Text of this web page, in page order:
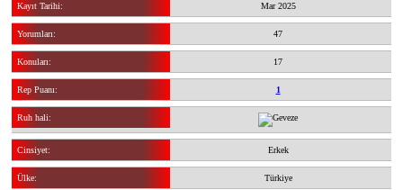
Kayıt Tarihi: Mar 2025
Yorumları: 47
Konuları: 17
Rep Puanı: 1
Ruh hali:
Cinsiyet: Erkek
Ülke: Türkiye